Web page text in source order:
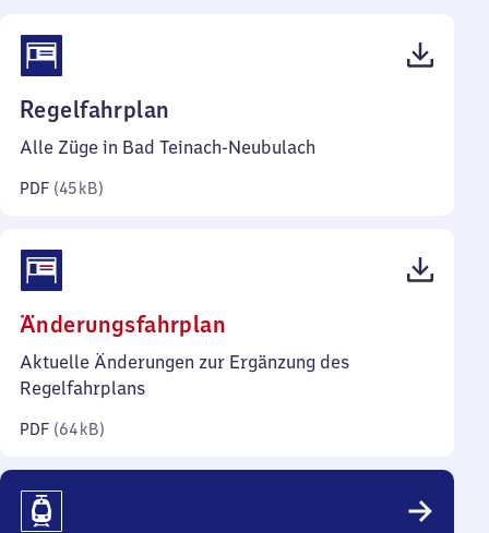
Regelfahrplan
45
Alle Züge in Bad Teinach-Neubulach
PDF (45 kB)
Änderungsfahrplan
64
Aktuelle Änderungen zur Ergänzung des
Regelfahrplans
PDF (64 kB)